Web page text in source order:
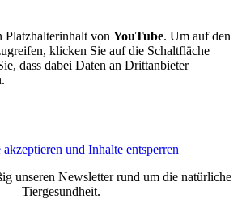
Platzhalterinhalt von YouTube. Um auf den
klicken Sie auf die Schaltfläche
dass dabei Daten an Drittanbieter
und Inhalte entsperren
unseren Newsletter rund um die natürliche
Tiergesundheit.